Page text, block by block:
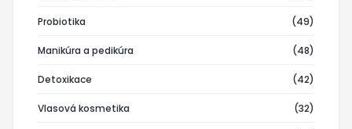
Probiotika (49)
Manikúra a pedikúra (48)
Detoxikace (42)
Vlasová kosmetika (32)